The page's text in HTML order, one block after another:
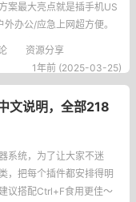
案最大亮点就是插手机US
办公/应急上网超方便。
固件特色速览✅版本选
稳定版和24.10尝
资源分享
1年前 (2025-03-25)
说明，全部218
系统，为了让大家不迷
，把每个插件都安排得明
议搭配Ctrl+F食用更佳～